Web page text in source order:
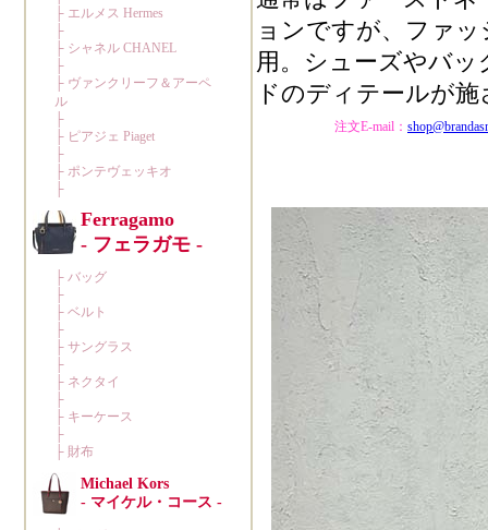
ョンですが、ファ
用。シューズやバ
ドのディテールが
注文E-mail：